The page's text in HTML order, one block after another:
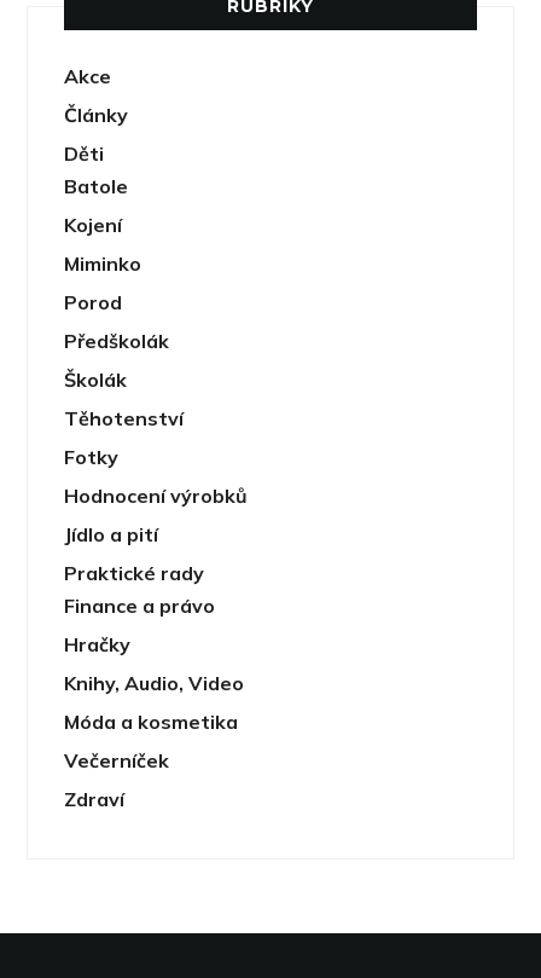
RUBRIKY
Akce
Články
Děti
Batole
Kojení
Miminko
Porod
Předškolák
Školák
Těhotenství
Fotky
Hodnocení výrobků
Jídlo a pití
Praktické rady
Finance a právo
Hračky
Knihy, Audio, Video
Móda a kosmetika
Večerníček
Zdraví